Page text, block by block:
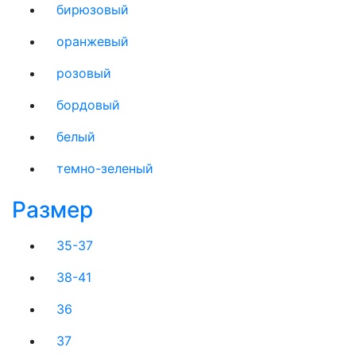
бирюзовый
оранжевый
розовый
бордовый
белый
темно-зеленый
Размер
35-37
38-41
36
37